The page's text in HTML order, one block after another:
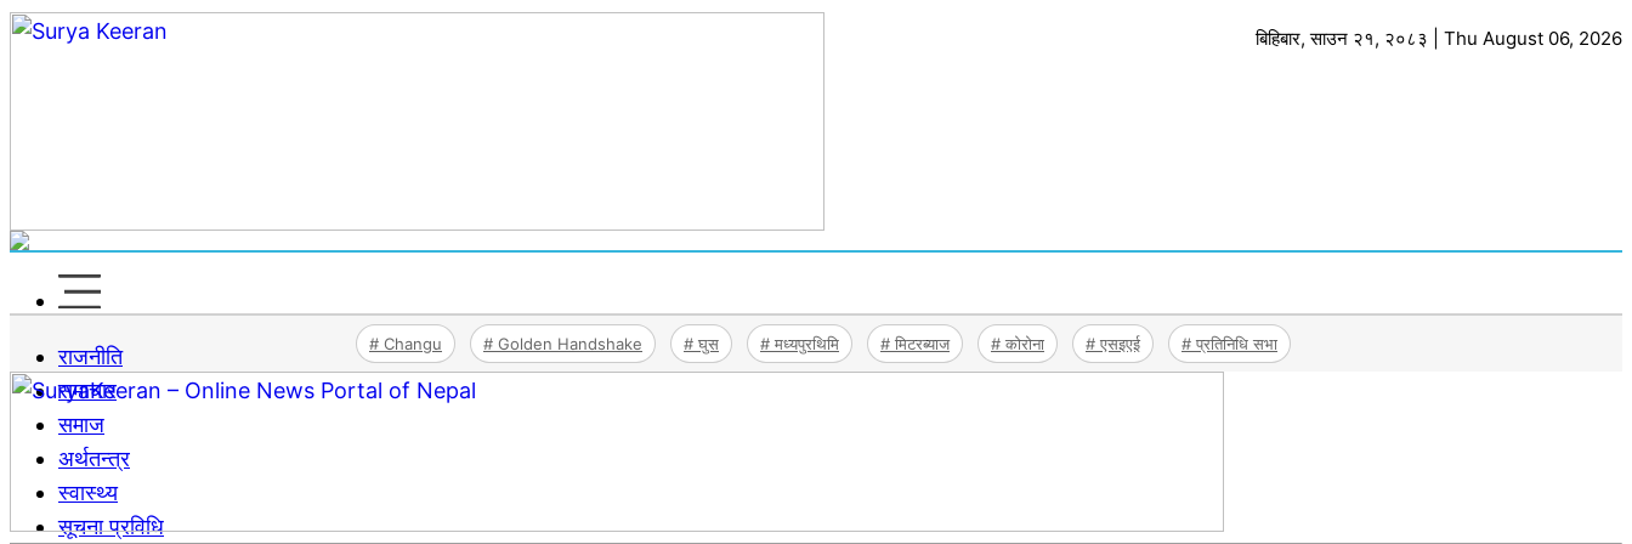
बिहिबार, साउन २१, २०८३ | Thu August 06, 2026
राजनीति
समाचार
समाज
अर्थतन्‍त्र
स्वास्थ्य
सूचना प्रविधि
# Changu # Golden Handshake # घुस # मध्यपुरथिमि # मिटरब्याज # कोरोना # एसइएई # प्रतिनिधि सभा